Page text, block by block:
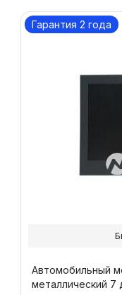
Гарантия 2 года
Автомобильный
металлический